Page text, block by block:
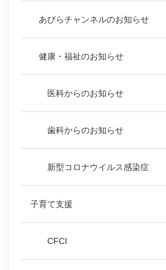
あびらチャンネルのお知らせ
健康・福祉のお知らせ
医科からのお知らせ
歯科からのお知らせ
新型コロナウイルス感染症
子育て支援
CFCI